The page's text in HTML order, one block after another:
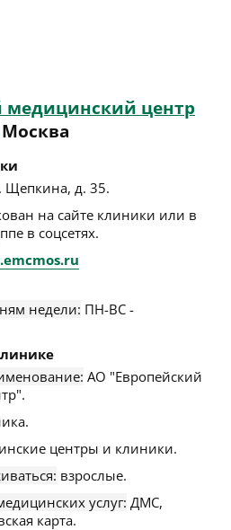
медицинский центр
Москва
Щепкина, д. 35.
на сайте клиники или в
в соцсетях.
недели: ПН-ВС -
АО "Европейский
центры и клиники.
взрослые.
услуг: ДМС,
карта.